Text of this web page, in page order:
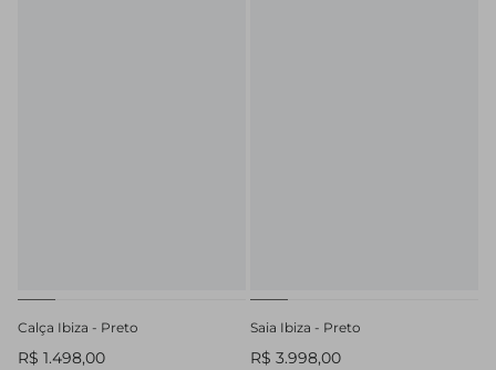
Calça Ibiza - Preto
R$ 1.498,00
Saia Ibiza - Preto
R$ 3.998,00